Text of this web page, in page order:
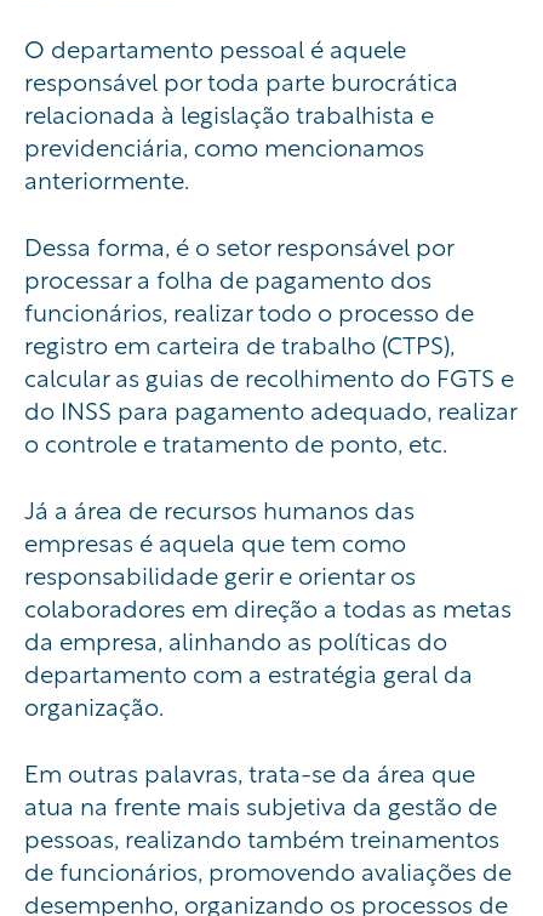
O departamento pessoal é aquele
responsável por toda parte burocrática
relacionada à legislação trabalhista e
previdenciária, como mencionamos
anteriormente.
Dessa forma, é o setor responsável por
processar a folha de pagamento dos
funcionários, realizar todo o processo de
registro em carteira de trabalho (CTPS),
calcular as guias de recolhimento do FGTS e
do INSS para pagamento adequado, realizar
o controle e tratamento de ponto, etc.
Já a área de recursos humanos das
empresas é aquela que tem como
responsabilidade gerir e orientar os
colaboradores em direção a todas as metas
da empresa, alinhando as políticas do
departamento com a estratégia geral da
organização.
Em outras palavras, trata-se da área que
atua na frente mais subjetiva da gestão de
pessoas, realizando também treinamentos
de funcionários, promovendo avaliações de
desempenho, organizando os processos de